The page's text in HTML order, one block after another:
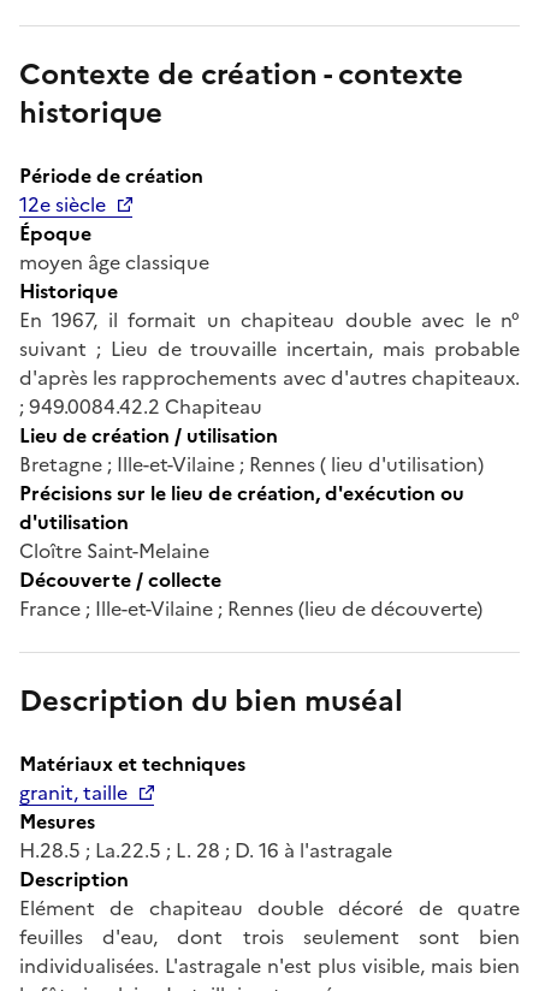
Contexte de création - contexte
historique
Période de création
12e siècle
Époque
moyen âge classique
Historique
En 1967, il formait un chapiteau double avec le n°
suivant ; Lieu de trouvaille incertain, mais probable
d'après les rapprochements avec d'autres chapiteaux.
; 949.0084.42.2 Chapiteau
Lieu de création / utilisation
Bretagne ; Ille-et-Vilaine ; Rennes ( lieu d'utilisation)
Précisions sur le lieu de création, d'exécution ou
d'utilisation
Cloître Saint-Melaine
Découverte / collecte
France ; Ille-et-Vilaine ; Rennes (lieu de découverte)
Description du bien muséal
Matériaux et techniques
granit, taille
Mesures
H.28.5 ; La.22.5 ; L. 28 ; D. 16 à l'astragale
Description
Elément de chapiteau double décoré de quatre
feuilles d'eau, dont trois seulement sont bien
individualisées. L'astragale n'est plus visible, mais bien